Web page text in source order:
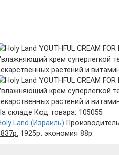
складе Код товара: 105055
Land (Израиль) Производитель
1925р. экономия 88р.